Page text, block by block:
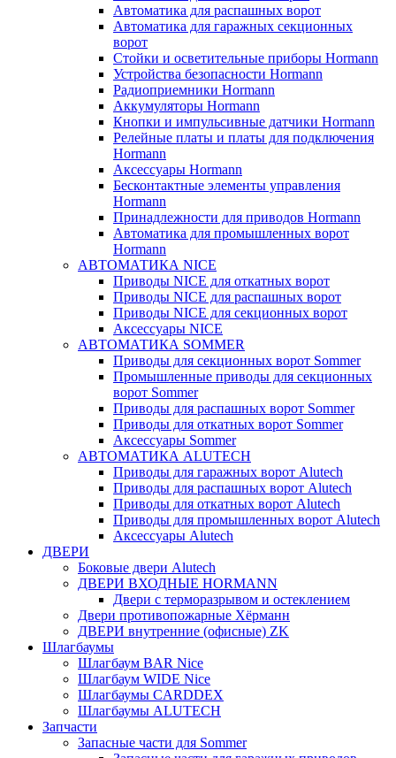
Автоматика для распашных ворот
Автоматика для гаражных секционных
ворот
Стойки и осветительные приборы Hormann
Устройства безопасности Hormann
Радиоприемники Hormann
Аккумуляторы Hormann
Кнопки и импульсивные датчики Hormann
Релейные платы и платы для подключения
Hormann
Аксессуары Hormann
Бесконтактные элементы управления
Hormann
Принадлежности для приводов Hormann
Автоматика для промышленных ворот
Hormann
АВТОМАТИКА NICE
Приводы NICE для откатных ворот
Приводы NICE для распашных ворот
Приводы NICE для секционных ворот
Аксессуары NICE
АВТОМАТИКА SOMMER
Приводы для секционных ворот Sommer
Промышленные приводы для секционных
ворот Sommer
Приводы для распашных ворот Sommer
Приводы для откатных ворот Sommer
Аксессуары Sommer
АВТОМАТИКА ALUTECH
Приводы для гаражных ворот Alutech
Приводы для распашных ворот Alutech
Приводы для откатных ворот Alutech
Приводы для промышленных ворот Alutech
Аксессуары Alutech
ДВЕРИ
Боковые двери Alutech
ДВЕРИ ВХОДНЫЕ HORMANN
Двери с терморазрывом и остеклением
Двери противопожарные Хёрманн
ДВЕРИ внутренние (офисные) ZK
Шлагбаумы
Шлагбаум BAR Nice
Шлагбаум WIDE Nice
Шлагбаумы CARDDEX
Шлагбаумы ALUTECH
Запчасти
Запасные части для Sommer